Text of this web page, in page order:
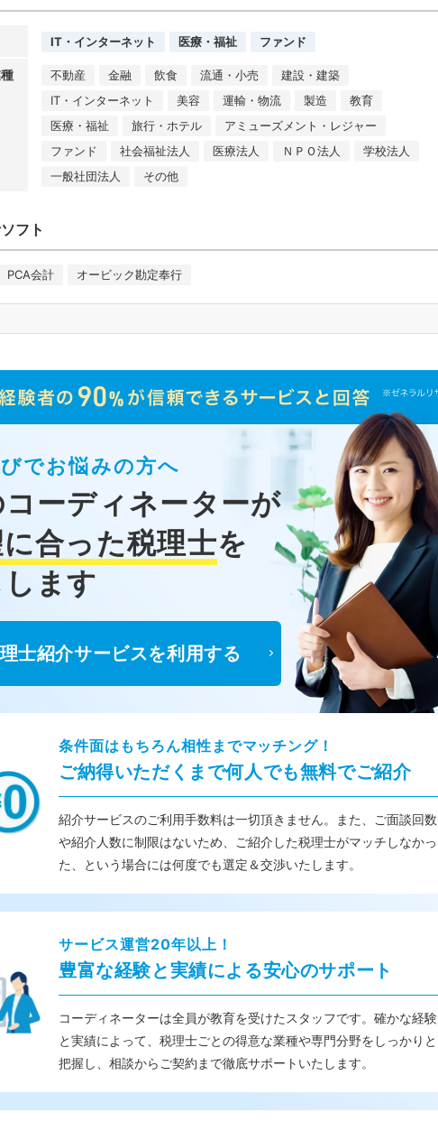
IT・インターネット 医療・福祉 ファンド
不動産 金融 飲食 流通・小売
建設・建築
IT・インターネット
美容 運輸・物流 製造
教育
医療・福祉
旅行・ホテル
アミューズメント・レジャー
ファンド
社会福祉法人 医療法人 ＮＰＯ法人
学校法人
一般社団法人
その他
フト
PCA会計 オービック勘定奉行
でお悩みの方へ
ーディネーターが
合った税理士を
ます
士紹介サービスを利用する
条件面はもちろん相性までマッチング！
ご納得いただくまで何人でも無料でご紹介
紹介サービスのご利用手数料は一切頂きません。また、ご面談回数
や紹介人数に制限はないため、ご紹介した税理士がマッチしなかっ
た、という場合には何度でも選定＆交渉いたします。
サービス運営20年以上！
豊富な経験と実績による安心のサポート
コーディネーターは全員が教育を受けたスタッフです。確かな経験
と実績によって、税理士ごとの得意な業種や専門分野をしっかりと
把握し、相談からご契約まで徹底サポートいたします。